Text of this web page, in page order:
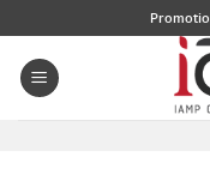
to
content